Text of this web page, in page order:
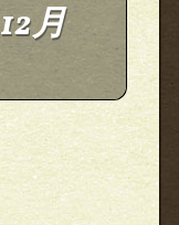
12月